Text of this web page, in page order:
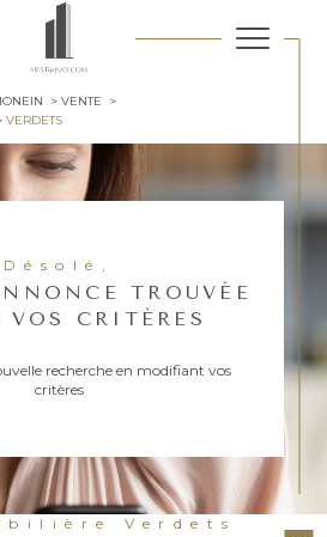
VENTE
VERDETS
Désolé,
TROUVÉE
VOS CRITÈRES
recherche en modifiant vos
critères
Verdets